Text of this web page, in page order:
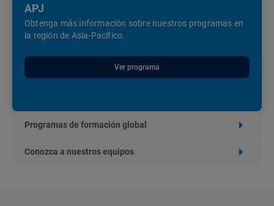
APJ
Obtenga más información sobre nuestros programas en
la región de Asia-Pacífico.
Ver programa
Programas de formación global
Conozca a nuestros equipos